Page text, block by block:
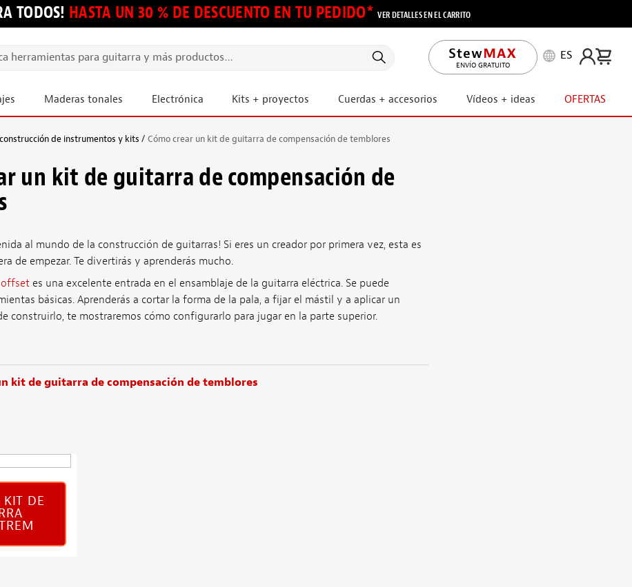
TODOS! HASTA UN 30 % DE DESCUENTO EN TU PEDIDO*VER DETALLES EN EL CARRITO
ENVÍO GRATUITO
ES
Maderas tonales Electrónica Kits + proyectos Cuerdas + accesorios Vídeos + ideas OFERTAS
de instrumentos y kits Cómo crear un kit de guitarra de compensación de temblores
un kit de guitarra de compensación de
al mundo de la construcción de guitarras! Si eres un creador por primera vez, esta es
de empezar. Te divertirás y aprenderás mucho.
es una excelente entrada en el ensamblaje de la guitarra eléctrica. Se puede
básicas. Aprenderás a cortar la forma de la pala, a fijar el mástil y a aplicar un
construirlo, te mostraremos cómo configurarlo para jugar en la parte superior.
kit de guitarra de compensación de temblores
KIT DE